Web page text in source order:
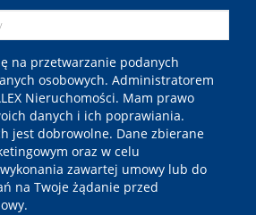
na przetwarzanie podanych
osobowych. Administratorem
Nieruchomości. Mam prawo
danych i ich poprawiania.
jest dobrowolne. Dane zbierane
oraz w celu
zawartej umowy lub do
na Twoje żądanie przed